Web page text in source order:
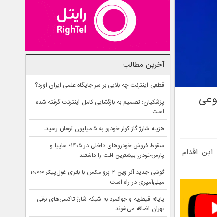
اقدام
آخرین مطالب
قطعی اینترنت چه بلایی بر سر جایگاه علمی ایران آورد؟
پزشکیان: تصمیم به بازگشایی کامل اینترنت گرفته شده
است
هزینه شارژ گاز کولر خودرو به ۵ میلیون تومان رسید!
سقوط فروش خودروهای داخلی در ۱۴۰۵؛ سایپا و
پارس‌خودرو بیشترین افت را داشتند
گوشی جدید آنر وین ۲ پرو مکس با باتری غول‌پیکر ۱۰،۰۰۰
میلی‌آمپری در راه است!
پایانه قیطریه و جوانمرد به شبکه شارژ تاکسی‌های برقی
تهران اضافه می‌شوند